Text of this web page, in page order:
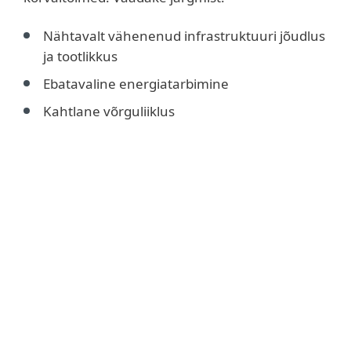
Nähtavalt vähenenud infrastruktuuri jõudlus
ja tootlikkus
Ebatavaline energiatarbimine
Kahtlane võrguliiklus